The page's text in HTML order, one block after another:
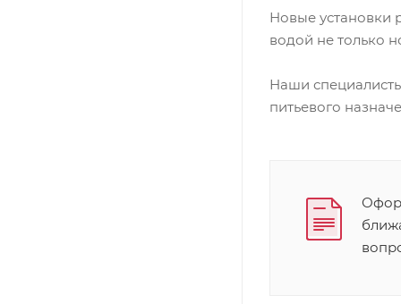
Новые установки
водой не только
Наши
питьевого